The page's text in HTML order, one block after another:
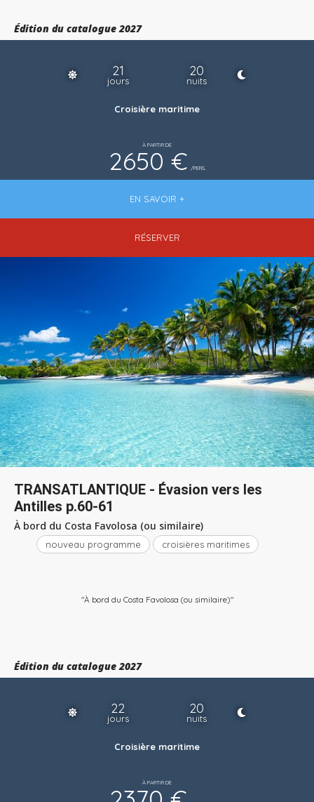
Édition du catalogue 2027
21
jours
20
nuits
Croisière maritime
À PARTIR DE
2650 € /PERS.
EN SAVOIR +
RÉSERVER
TRANSATLANTIQUE - Évasion vers les
Antilles p.60-61
Édition du catalogue 2027
À bord du Costa Favolosa (ou similaire)
nouveau programme croisières maritimes
"À bord du Costa Favolosa (ou similaire)"
22
jours
20
nuits
Croisière maritime
À PARTIR DE